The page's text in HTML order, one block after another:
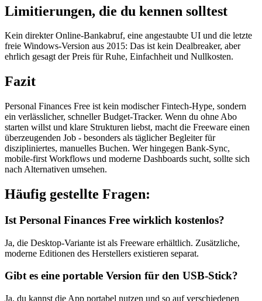
Limitierungen, die du kennen solltest
Kein direkter Online-Bankabruf, eine angestaubte UI und die letzte
freie Windows-Version aus 2015: Das ist kein Dealbreaker, aber
ehrlich gesagt der Preis für Ruhe, Einfachheit und Nullkosten.
Fazit
Personal Finances Free ist kein modischer Fintech-Hype, sondern
ein verlässlicher, schneller Budget-Tracker. Wenn du ohne Abo
starten willst und klare Strukturen liebst, macht die Freeware einen
überzeugenden Job - besonders als täglicher Begleiter für
diszipliniertes, manuelles Buchen. Wer hingegen Bank-Sync,
mobile-first Workflows und moderne Dashboards sucht, sollte sich
nach Alternativen umsehen.
Häufig gestellte Fragen:
Ist Personal Finances Free wirklich kostenlos?
Ja, die Desktop-Variante ist als Freeware erhältlich. Zusätzliche,
moderne Editionen des Herstellers existieren separat.
Gibt es eine portable Version für den USB-Stick?
Ja, du kannst die App portabel nutzen und so auf verschiedenen